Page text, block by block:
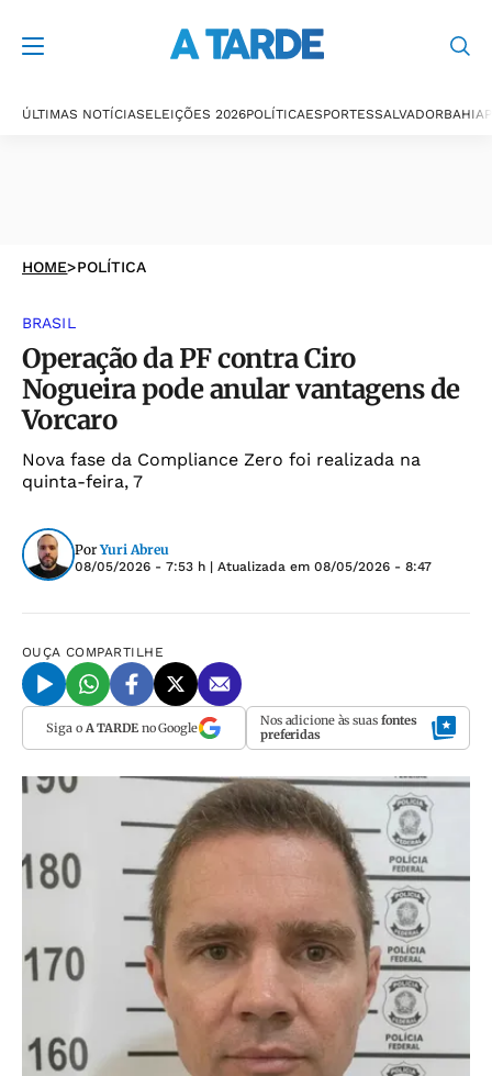
ÚLTIMAS NOTÍCIASELEIÇÕES 2026POLÍTICAESPORTESSALVADORBAHIA
HOME>POLÍTICA
BRASIL
Operação da PF contra Ciro
Nogueira pode anular vantagens de
Vorcaro
Nova fase da Compliance Zero foi realizada na
quinta-feira, 7
Por Yuri Abreu
08/05/2026 - 7:53 h | Atualizada em 08/05/2026 - 8:47
OUÇA COMPARTILHE
Siga o A TARDEno Google Nos adicione às suas fontes
preferidas